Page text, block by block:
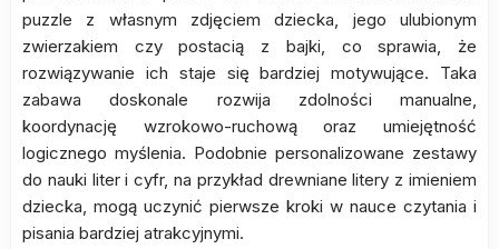
puzzle z własnym zdjęciem dziecka, jego ulubionym
zwierzakiem czy postacią z bajki, co sprawia, że
rozwiązywanie ich staje się bardziej motywujące. Taka
zabawa doskonale rozwija zdolności manualne,
koordynację wzrokowo-ruchową oraz umiejętność
logicznego myślenia. Podobnie personalizowane zestawy
do nauki liter i cyfr, na przykład drewniane litery z imieniem
dziecka, mogą uczynić pierwsze kroki w nauce czytania i
pisania bardziej atrakcyjnymi.